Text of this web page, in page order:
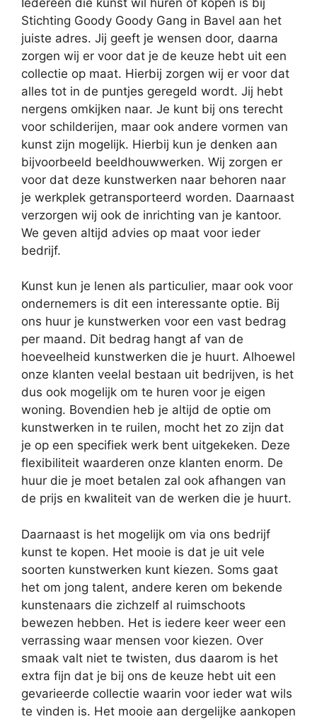
Stichting Goody Goody Gang in Bavel aan het
juiste adres. Jij geeft je wensen door, daarna
zorgen wij er voor dat je de keuze hebt uit een
collectie op maat. Hierbij zorgen wij er voor dat
alles tot in de puntjes geregeld wordt. Jij hebt
nergens omkijken naar. Je kunt bij ons terecht
voor schilderijen, maar ook andere vormen van
kunst zijn mogelijk. Hierbij kun je denken aan
bijvoorbeeld beeldhouwwerken. Wij zorgen er
voor dat deze kunstwerken naar behoren naar
je werkplek getransporteerd worden. Daarnaast
verzorgen wij ook de inrichting van je kantoor.
We geven altijd advies op maat voor ieder
bedrijf.
Kunst kun je lenen als particulier, maar ook voor
ondernemers is dit een interessante optie. Bij
ons huur je kunstwerken voor een vast bedrag
per maand. Dit bedrag hangt af van de
hoeveelheid kunstwerken die je huurt. Alhoewel
onze klanten veelal bestaan uit bedrijven, is het
dus ook mogelijk om te huren voor je eigen
woning. Bovendien heb je altijd de optie om
kunstwerken in te ruilen, mocht het zo zijn dat
je op een specifiek werk bent uitgekeken. Deze
flexibiliteit waarderen onze klanten enorm. De
huur die je moet betalen zal ook afhangen van
de prijs en kwaliteit van de werken die je huurt.
Daarnaast is het mogelijk om via ons bedrijf
kunst te kopen. Het mooie is dat je uit vele
soorten kunstwerken kunt kiezen. Soms gaat
het om jong talent, andere keren om bekende
kunstenaars die zichzelf al ruimschoots
bewezen hebben. Het is iedere keer weer een
verrassing waar mensen voor kiezen. Over
smaak valt niet te twisten, dus daarom is het
extra fijn dat je bij ons de keuze hebt uit een
gevarieerde collectie waarin voor ieder wat wils
te vinden is. Het mooie aan dergelijke aankopen